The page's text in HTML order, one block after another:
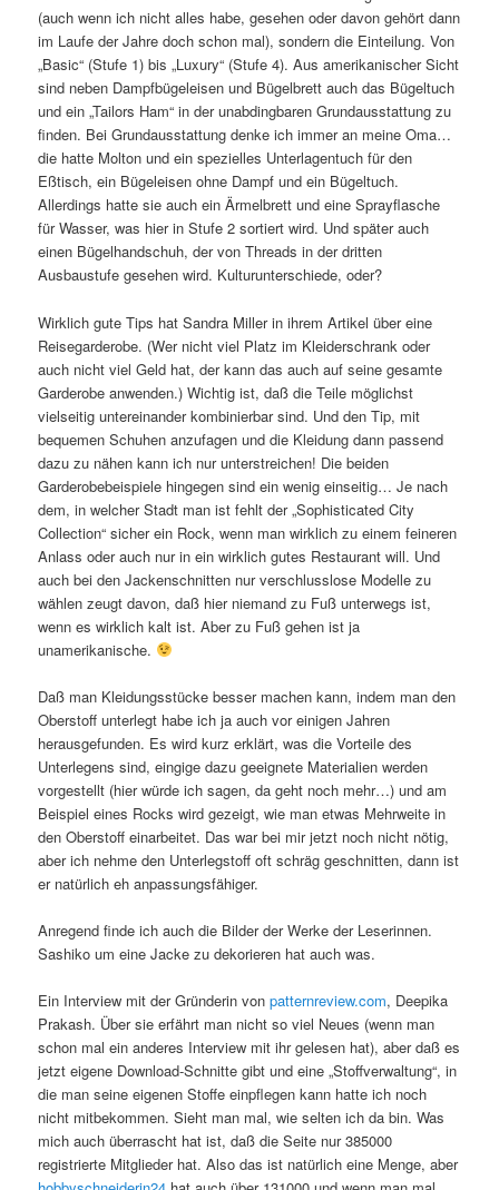
(auch wenn ich nicht alles habe, gesehen oder davon gehört dann
im Laufe der Jahre doch schon mal), sondern die Einteilung. Von
„Basic“ (Stufe 1) bis „Luxury“ (Stufe 4). Aus amerikanischer Sicht
sind neben Dampfbügeleisen und Bügelbrett auch das Bügeltuch
und ein „Tailors Ham“ in der unabdingbaren Grundausstattung zu
finden. Bei Grundausstattung denke ich immer an meine Oma…
die hatte Molton und ein spezielles Unterlagentuch für den
Eßtisch, ein Bügeleisen ohne Dampf und ein Bügeltuch.
Allerdings hatte sie auch ein Ärmelbrett und eine Sprayflasche
für Wasser, was hier in Stufe 2 sortiert wird. Und später auch
einen Bügelhandschuh, der von Threads in der dritten
Ausbaustufe gesehen wird. Kulturunterschiede, oder?
Wirklich gute Tips hat Sandra Miller in ihrem Artikel über eine
Reisegarderobe. (Wer nicht viel Platz im Kleiderschrank oder
auch nicht viel Geld hat, der kann das auch auf seine gesamte
Garderobe anwenden.) Wichtig ist, daß die Teile möglichst
vielseitig untereinander kombinierbar sind. Und den Tip, mit
bequemen Schuhen anzufagen und die Kleidung dann passend
dazu zu nähen kann ich nur unterstreichen! Die beiden
Garderobebeispiele hingegen sind ein wenig einseitig… Je nach
dem, in welcher Stadt man ist fehlt der „Sophisticated City
Collection“ sicher ein Rock, wenn man wirklich zu einem feineren
Anlass oder auch nur in ein wirklich gutes Restaurant will. Und
auch bei den Jackenschnitten nur verschlusslose Modelle zu
wählen zeugt davon, daß hier niemand zu Fuß unterwegs ist,
wenn es wirklich kalt ist. Aber zu Fuß gehen ist ja
unamerikanische.
Daß man Kleidungsstücke besser machen kann, indem man den
Oberstoff unterlegt habe ich ja auch vor einigen Jahren
herausgefunden. Es wird kurz erklärt, was die Vorteile des
Unterlegens sind, eingige dazu geeignete Materialien werden
vorgestellt (hier würde ich sagen, da geht noch mehr…) und am
Beispiel eines Rocks wird gezeigt, wie man etwas Mehrweite in
den Oberstoff einarbeitet. Das war bei mir jetzt noch nicht nötig,
aber ich nehme den Unterlegstoff oft schräg geschnitten, dann ist
er natürlich eh anpassungsfähiger.
Anregend finde ich auch die Bilder der Werke der Leserinnen.
Sashiko um eine Jacke zu dekorieren hat auch was.
Ein Interview mit der Gründerin vonpatternreview.com, Deepika
Prakash. Über sie erfährt man nicht so viel Neues (wenn man
schon mal ein anderes Interview mit ihr gelesen hat), aber daß es
jetzt eigene Download-Schnitte gibt und eine „Stoffverwaltung“, in
die man seine eigenen Stoffe einpflegen kann hatte ich noch
nicht mitbekommen. Sieht man mal, wie selten ich da bin. Was
mich auch überrascht hat ist, daß die Seite nur 385000
registrierte Mitglieder hat. Also das ist natürlich eine Menge, aber